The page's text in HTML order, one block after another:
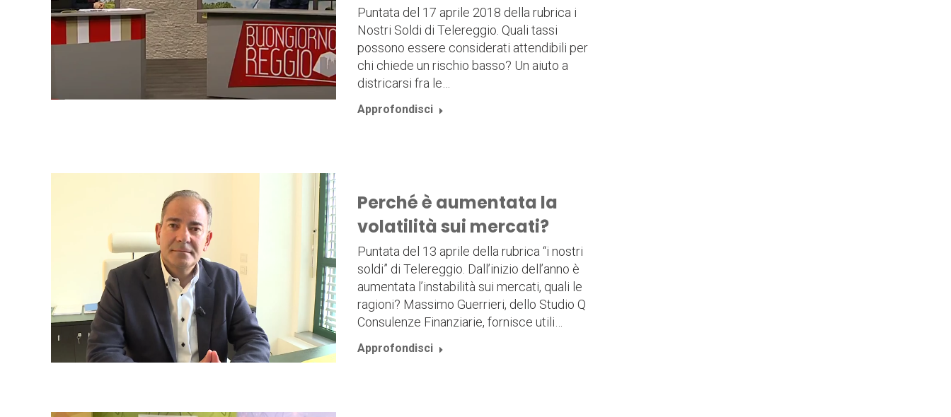
Puntata del 17 aprile 2018 della rubrica i
Nostri Soldi di Telereggio. Quali tassi
possono essere considerati attendibili per
chi chiede un rischio basso? Un aiuto a
districarsi fra le…
Approfondisci
Perché è aumentata la
volatilità sui mercati?
Puntata del 13 aprile della rubrica “i nostri
soldi” di Telereggio. Dall’inizio dell’anno è
aumentata l’instabilità sui mercati, quali le
ragioni? Massimo Guerrieri, dello Studio Q
Consulenze Finanziarie, fornisce utili…
Approfondisci